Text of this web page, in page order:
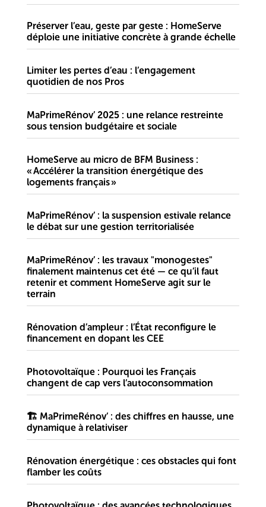
Préserver l’eau, geste par geste : HomeServe
déploie une initiative concrète à grande échelle
Limiter les pertes d’eau : l’engagement
quotidien de nos Pros
MaPrimeRénov’ 2025 : une relance restreinte
sous tension budgétaire et sociale
HomeServe au micro de BFM Business :
« Accélérer la transition énergétique des
logements français »
MaPrimeRénov’ : la suspension estivale relance
le débat sur une gestion territorialisée
MaPrimeRénov’ : les travaux "monogestes"
finalement maintenus cet été — ce qu’il faut
retenir et comment HomeServe agit sur le
terrain
Rénovation d’ampleur : l’État reconfigure le
financement en dopant les CEE
Photovoltaïque : Pourquoi les Français
changent de cap vers l’autoconsommation
🏗️ MaPrimeRénov’ : des chiffres en hausse, une
dynamique à relativiser
Rénovation énergétique : ces obstacles qui font
flamber les coûts